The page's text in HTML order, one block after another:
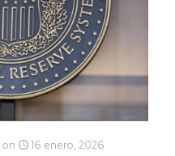
on 16 enero, 2026